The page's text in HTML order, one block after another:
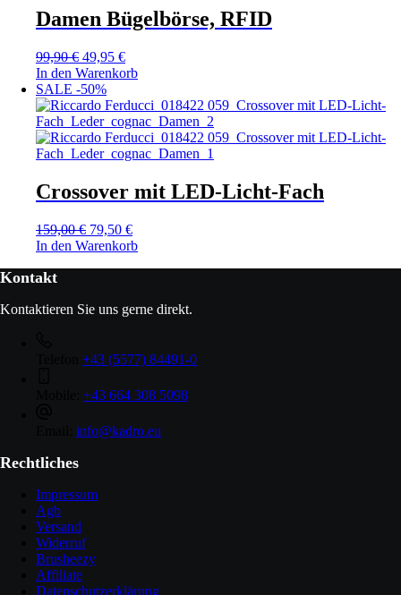
Damen Bügelbörse, RFID
99,90€ 49,95 €
In den Warenkorb
SALE -50%
Crossover mit LED-Licht-Fach
159,00€ 79,50 €
In den Warenkorb
Kontakt
Kontaktieren Sie uns gerne direkt.
+43 (5577) 84491-0
+43 664 308 5098
info@kadro.eu
Rechtliches
Impressum
Agb
Versand
Widerruf
Brusheezy
Affiliate
Datenschutzerklärung